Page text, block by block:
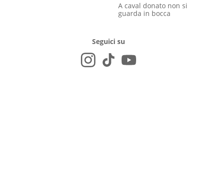
A caval donato non si
guarda in bocca
Seguici su